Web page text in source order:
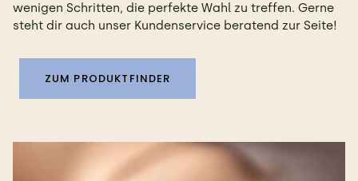
wenigen Schritten, die perfekte Wahl zu treffen. Gerne
steht dir auch unser Kundenservice beratend zur Seite!
ZUM PRODUKTFINDER